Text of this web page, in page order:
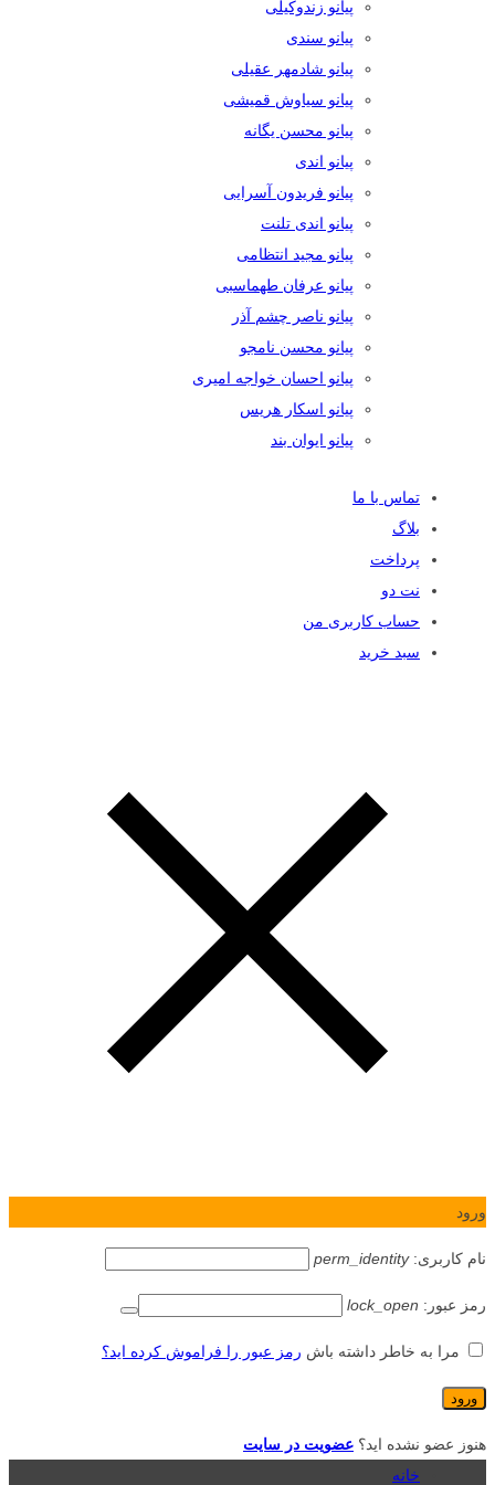
پیانو زندوکیلی
پیانو سندی
پیانو شادمهر عقیلی
پیانو سیاوش قمیشی
پیانو محسن یگانه
پیانو اندی
پیانو فریدون آسرایی
پیانو اندی تلنت
پیانو مجید انتظامی
پیانو عرفان طهماسبی
پیانو ناصر چشم آذر
پیانو محسن نامجو
پیانو احسان خواجه امیری
پیانو اسکار هریس
پیانو ایوان بند
تماس با ما
بلاگ
پرداخت
نت دو
حساب کاربری من
سبد خرید
ورود
نام کاربری:perm_identity
رمز عبور: lock_open
مرا به خاطر داشته باش رمز عبور را فراموش کرده اید؟
هنوز عضو نشده اید؟ عضویت در سایت
خانه